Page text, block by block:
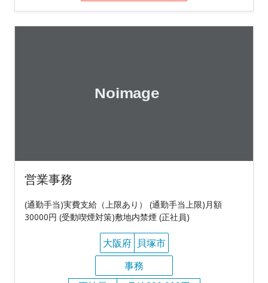
営業事務
(通勤手当)実費支給（上限あり） (通勤手当上限)月額
30000円 (受動喫煙対策)敷地内禁煙 (正社員)
大阪府 貝塚市
事務